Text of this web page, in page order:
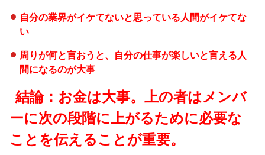
自分の業界がイケてないと思っている人間がイケてな
い
周りが何と言おうと、自分の仕事が楽しいと言える人
間になるのが大事
結論：お金は大事。上の者はメンバ
ーに次の段階に上がるために必要な
ことを伝えることが重要。